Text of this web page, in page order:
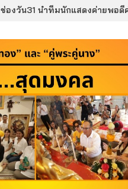
ช่องวัน31 นำทีมนักแสดงค่ายพอดี